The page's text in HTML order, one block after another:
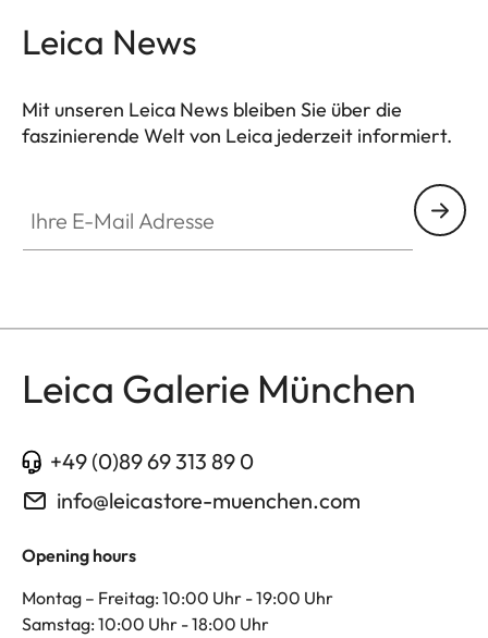
Leica News
Mit unseren Leica News bleiben Sie über die
faszinierende Welt von Leica jederzeit informiert.
Leica Galerie München
+49 (0)89 69 313 89 0
info@leicastore-muenchen.com
Opening hours
Montag – Freitag: 10:00 Uhr - 19:00 Uhr
Samstag: 10:00 Uhr - 18:00 Uhr